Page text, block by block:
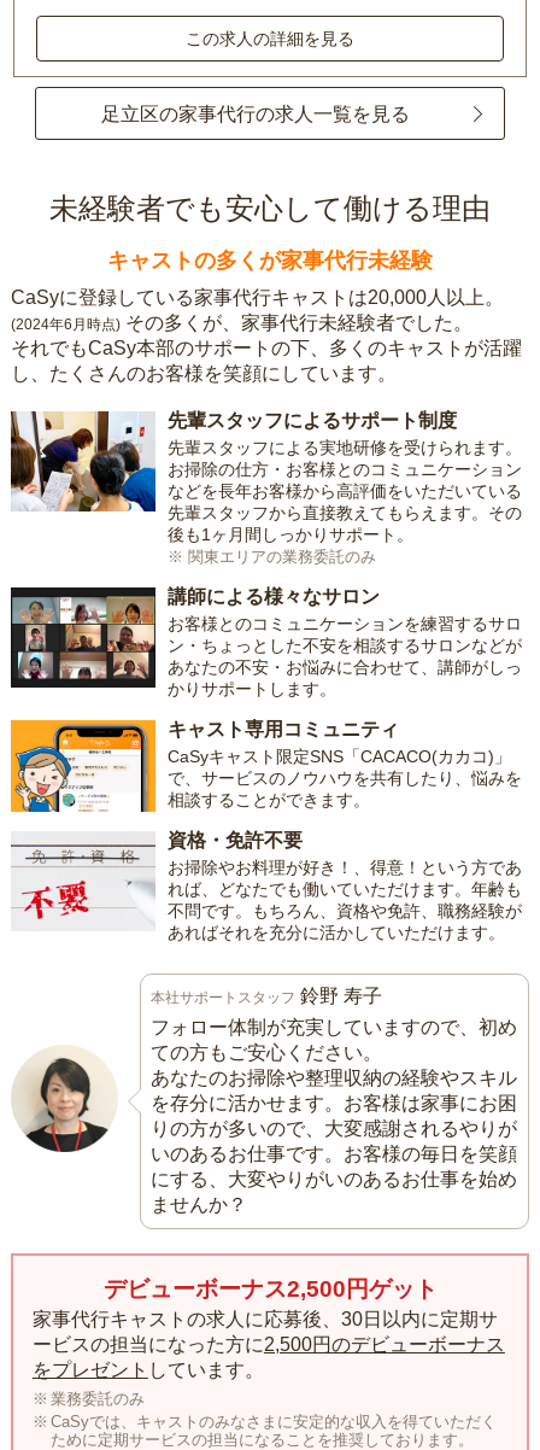
この求人の詳細を見る
足立区の家事代行の求人一覧を見る
未経験者でも安心して働ける理由
キャストの多くが家事代行未経験
CaSyに登録している家事代行キャストは20,000人以上。
(2024年6月時点) その多くが、家事代行未経験者でした。
それでもCaSy本部のサポートの下、多くのキャストが活躍
し、たくさんのお客様を笑顔にしています。
先輩スタッフによるサポート制度
先輩スタッフによる実地研修を受けられます。
お掃除の仕方・お客様とのコミュニケーション
などを長年お客様から高評価をいただいている
先輩スタッフから直接教えてもらえます。その
後も1ヶ月間しっかりサポート。
※ 関東エリアの業務委託のみ
講師による様々なサロン
お客様とのコミュニケーションを練習するサロ
ン・ちょっとした不安を相談するサロンなどが
あなたの不安・お悩みに合わせて、講師がしっ
かりサポートします。
キャスト専用コミュニティ
CaSyキャスト限定SNS「CACACO(カカコ)」
で、サービスのノウハウを共有したり、悩みを
相談することができます。
資格・免許不要
お掃除やお料理が好き！、得意！という方であ
れば、どなたでも働いていただけます。年齢も
不問です。もちろん、資格や免許、職務経験が
あればそれを充分に活かしていただけます。
本社サポートスタッフ 鈴野 寿子
フォロー体制が充実していますので、初め
ての方もご安心ください。
あなたのお掃除や整理収納の経験やスキル
を存分に活かせます。お客様は家事にお困
りの方が多いので、大変感謝されるやりが
いのあるお仕事です。お客様の毎日を笑顔
にする、大変やりがいのあるお仕事を始め
ませんか？
デビューボーナス2,500円ゲット
家事代行キャストの求人に応募後、30日以内に定期サ
ービスの担当になった方に2,500円のデビューボーナス
をプレゼント しています。
業務委託のみ
CaSyでは、キャストのみなさまに安定的な収入を得ていただく
ために定期サービスの担当になることを推奨しております。